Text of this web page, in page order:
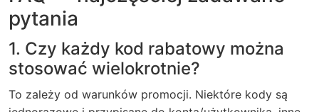
pytania
1. Czy każdy kod rabatowy można
stosować wielokrotnie?
To zależy od warunków promocji. Niektóre kody są